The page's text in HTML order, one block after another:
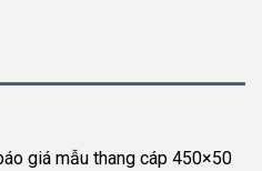
giá mẫu thang cáp 450×50